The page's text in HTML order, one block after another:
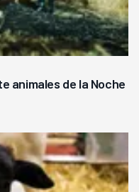
animales de la Noche